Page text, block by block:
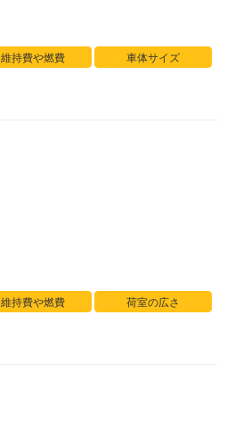
維持費や燃費 車体サイズ
維持費や燃費 荷室の広さ